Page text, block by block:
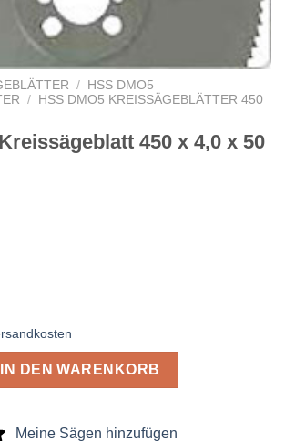
/
HSS DMO5
/
HSS DMO5 KREISSÄGEBLÄTTER 450
450 x 4,0 x 50
450 x 4,0 x 50 Z= 96 Menge
IN DEN WARENKORB
Meine Sägen hinzufügen